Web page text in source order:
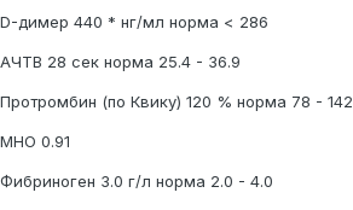
D-димер 440 * нг/мл норма < 286
АЧТВ 28 сек норма 25.4 - 36.9
Протромбин (по Квику) 120 % норма 78 - 142
МНО 0.91
Фибриноген 3.0 г/л норма 2.0 - 4.0